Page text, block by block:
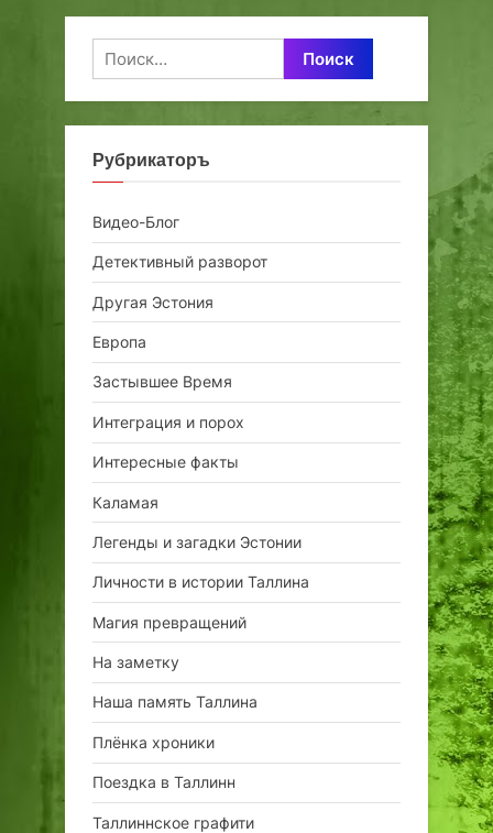
Найти:
Рубрикаторъ
Видео-Блог
Детективный разворот
Другая Эстония
Европа
Застывшее Время
Интеграция и порох
Интересные факты
Каламая
Легенды и загадки Эстонии
Личности в истории Таллина
Магия превращений
На заметку
Наша память Таллина
Плёнка хроники
Поездка в Таллинн
Таллиннское графити